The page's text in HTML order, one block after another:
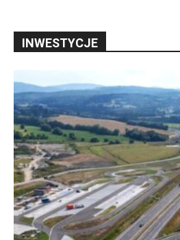
INWESTYCJE